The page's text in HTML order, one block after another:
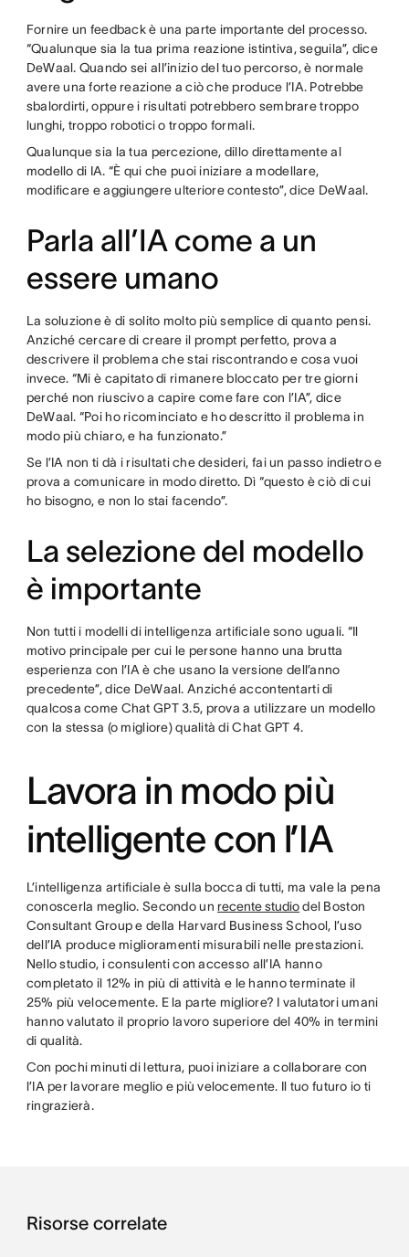
Fornire un feedback è una parte importante del processo.
“Qualunque sia la tua prima reazione istintiva, seguila”, dice
DeWaal. Quando sei all’inizio del tuo percorso, è normale
avere una forte reazione a ciò che produce l’IA. Potrebbe
sbalordirti, oppure i risultati potrebbero sembrare troppo
lunghi, troppo robotici o troppo formali.
Qualunque sia la tua percezione, dillo direttamente al
modello di IA. “È qui che puoi iniziare a modellare,
modificare e aggiungere ulteriore contesto”, dice DeWaal.
Parla all’IA come a un
essere umano
La soluzione è di solito molto più semplice di quanto pensi.
Anziché cercare di creare il prompt perfetto, prova a
descrivere il problema che stai riscontrando e cosa vuoi
invece. “Mi è capitato di rimanere bloccato per tre giorni
perché non riuscivo a capire come fare con l’IA”, dice
DeWaal. “Poi ho ricominciato e ho descritto il problema in
modo più chiaro, e ha funzionato.”
Se l’IA non ti dà i risultati che desideri, fai un passo indietro e
prova a comunicare in modo diretto. Dì “questo è ciò di cui
ho bisogno, e non lo stai facendo”.
La selezione del modello
è importante
Non tutti i modelli di intelligenza artificiale sono uguali. “Il
motivo principale per cui le persone hanno una brutta
esperienza con l’IA è che usano la versione dell’anno
precedente”, dice DeWaal. Anziché accontentarti di
qualcosa come Chat GPT 3.5, prova a utilizzare un modello
con la stessa (o migliore) qualità di Chat GPT 4.
Lavora in modo più
intelligente con l’IA
L’intelligenza artificiale è sulla bocca di tutti, ma vale la pena
conoscerla meglio. Secondo un recente studiodel Boston
Consultant Group e della Harvard Business School, l’uso
dell’IA produce miglioramenti misurabili nelle prestazioni.
Nello studio, i consulenti con accesso all’IA hanno
completato il 12% in più di attività e le hanno terminate il
25% più velocemente. E la parte migliore? I valutatori umani
hanno valutato il proprio lavoro superiore del 40% in termini
di qualità.
Con pochi minuti di lettura, puoi iniziare a collaborare con
l’IA per lavorare meglio e più velocemente. Il tuo futuro io ti
ringrazierà.
Risorse correlate